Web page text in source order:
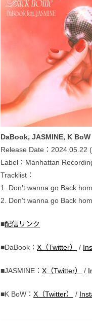
DaBook, JASMINE, K
Release Date：2024.05.22
Label：Manhattan
Tracklist：
1. Don’t wanna go Back
2. Don’t wanna go Back
■配信リンク
■DaBook： X（Twitter） /
■JASMINE： X（Twitter） /
■K BoW： X（Twitter） /